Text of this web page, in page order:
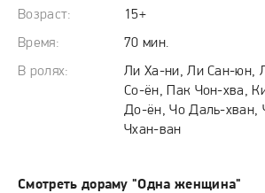
единственным, что у неё осталось, —
сущностью.
Возраст:
15+
Время:
70 мин.
В ролях:
Ли Ха-ни, Ли Сан-юн,
Со-ён, Пак Чон-хва,
До-ён, Чо Даль-хван,
Чхан-ван
Смотреть дораму "Одна женщина"